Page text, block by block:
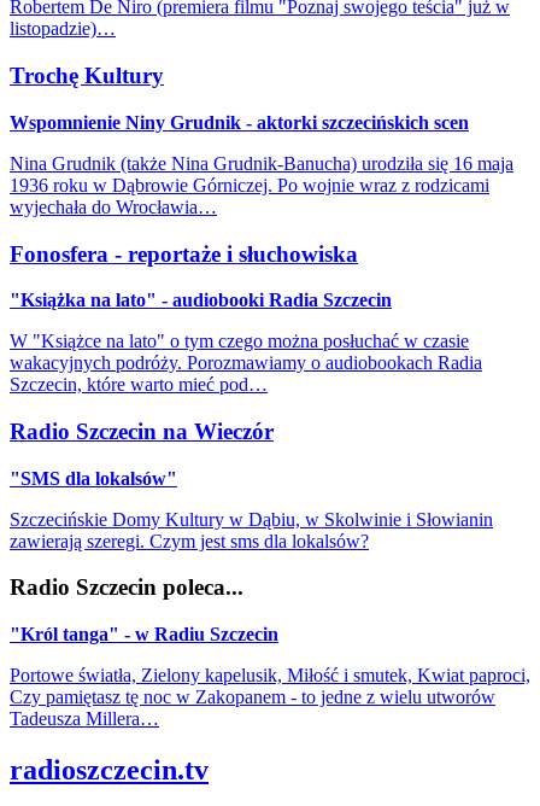
Robertem De Niro (premiera filmu "Poznaj swojego teścia" już w
listopadzie)…
Trochę Kultury
Wspomnienie Niny Grudnik - aktorki szczecińskich scen
Nina Grudnik (także Nina Grudnik-Banucha) urodziła się 16 maja
1936 roku w Dąbrowie Górniczej. Po wojnie wraz z rodzicami
wyjechała do Wrocławia…
Fonosfera - reportaże i słuchowiska
"Książka na lato" - audiobooki Radia Szczecin
W "Książce na lato" o tym czego można posłuchać w czasie
wakacyjnych podróży. Porozmawiamy o audiobookach Radia
Szczecin, które warto mieć pod…
Radio Szczecin na Wieczór
"SMS dla lokalsów"
Szczecińskie Domy Kultury w Dąbiu, w Skolwinie i Słowianin
zawierają szeregi. Czym jest sms dla lokalsów?
Radio Szczecin poleca...
"Król tanga" - w Radiu Szczecin
Portowe światła, Zielony kapelusik, Miłość i smutek, Kwiat paproci,
Czy pamiętasz tę noc w Zakopanem - to jedne z wielu utworów
Tadeusza Millera…
radioszczecin.tv